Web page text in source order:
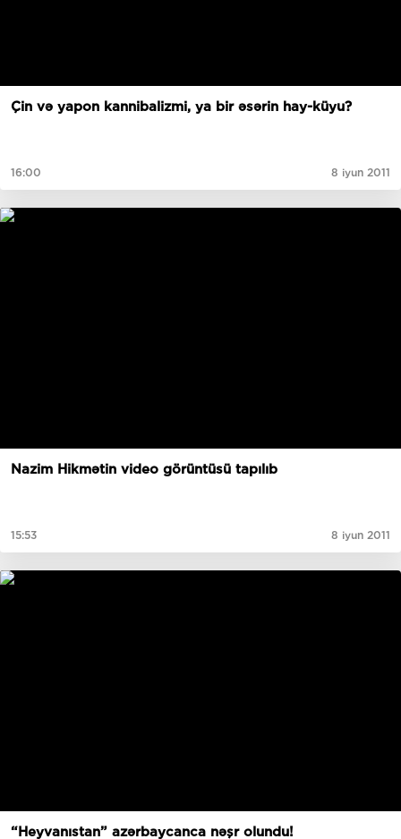
Çin və yapon kannibalizmi, ya bir əsərin hay-küyu?
16:00 8 iyun 2011
Nazim Hikmətin video görüntüsü tapılıb
15:53 8 iyun 2011
“Heyvanıstan” azərbaycanca nəşr olundu!